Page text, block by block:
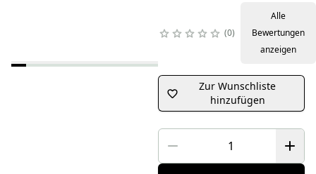
0
Alle
Bewertungen
anzeigen
Zur Wunschliste
hinzufügen